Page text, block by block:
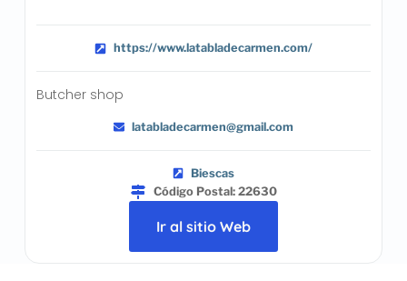
https://www.latabladecarmen.com/
Butcher shop
latabladecarmen@gmail.com
Biescas
Código Postal: 22630
Ir al sitio Web